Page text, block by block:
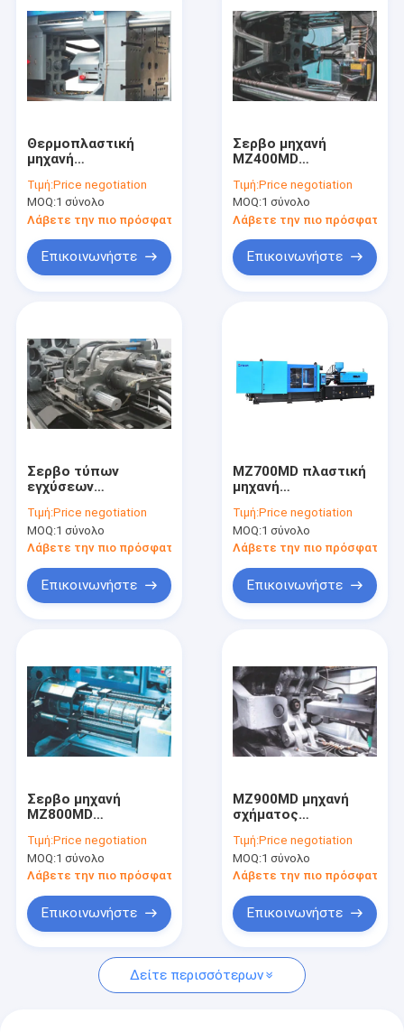
Προϊόντα
Περίπου εμείς
Γύρος εργοστασίων
Ζητήστε ένα απόσπασμα
Εξώθηση μηχανή σχηματοποίησης Blow
Θερμοπλαστική
μηχανή
εγχύσεων PE, μηχανή
σχήματος εγχύσεων
MZ320MD
Τιμή:Price negotiation
MOQ:1 σύνολο
Λάβετε την πιο πρόσφατη τιμή
Επικοινωνήστε
Σερβο μηχανή
MZ400MD
εγχύσεων τύπων
πλαστική με την
καλύτερη
σταθερότητα
σχηματοποίησης
Τιμή:Price negotiation
MOQ:1 σύνολο
Λάβετε την πιο πρόσφατη
Επικοινωνήστε
Σερβο τύπων
εγχύσεων
γραμμή σχήματος
εξοπλισμού
MZ600MD ευφυής
Τιμή:Price negotiation
MOQ:1 σύνολο
Λάβετε την πιο πρόσφατη τιμή
Επικοινωνήστε
MZ700MD πλαστική
μηχανή
εγχύσεων για την
παραγωγή ελαφριά
του αυτοκινήτου
Τιμή:Price negotiation
MOQ:1 σύνολο
Λάβετε την πιο πρόσφατη
Επικοινωνήστε
Σερβο μηχανή
MZ800MD
εγχύσεων τύπων
πλαστική για τα μέρη
συσκευών Plasticing
Τιμή:Price negotiation
MOQ:1 σύνολο
Λάβετε την πιο πρόσφατη τιμή
Επικοινωνήστε
MZ900MD μηχανή
σχήματος
εγχύσεων, γρήγορη
απάντηση συσκευών
σχηματοποίησης
Τιμή:Price negotiation
MOQ:1 σύνολο
Λάβετε την πιο πρόσφατη
Επικοινωνήστε
Δείτε περισσότερων